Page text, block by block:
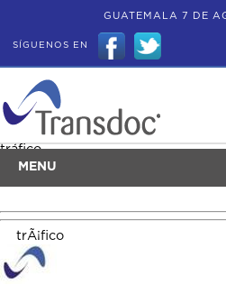
GUATEMALA 7 DE
SÍGUENOS EN
MENU
tráfico
trÃ¡fico